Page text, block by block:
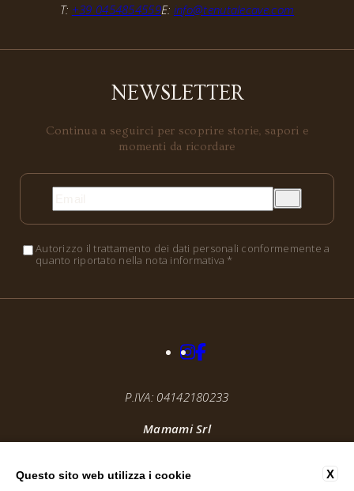
T: +39 0454854559E: info@tenutalecave.com
NEWSLETTER
Continua a seguirci per scoprire storie, sapori e
momenti da ricordare
Autorizzo il trattamento dei dati personali conformemente a
quanto riportato nella nota informativa *
Mamami Srl
P.IVA: 04142180233
X
Questo sito web utilizza i cookie